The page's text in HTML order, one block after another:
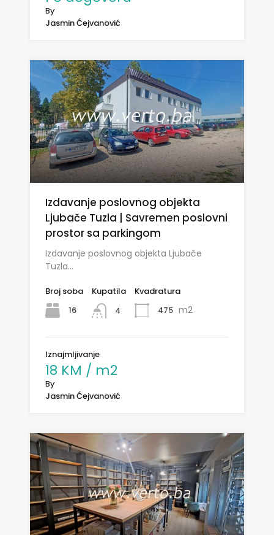
By
Jasmin Ćejvanović
Izdavanje poslovnog objekta
Ljubače Tuzla | Savremen poslovni
prostor sa parkingom
Izdavanje poslovnog objekta Ljubače
Tuzla…
Broj soba
16
Kupatila
4
Kvadratura
475 m2
Iznajmljivanje
18 KM / m2
By
Jasmin Ćejvanović